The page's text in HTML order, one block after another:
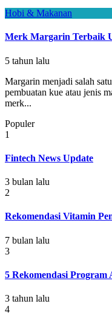
Hobi & Makanan
Merk Margarin Terbaik
5 tahun lalu
Margarin menjadi salah
pembuatan kue atau jenis
merk...
Populer
1
Fintech News Update
3 bulan lalu
2
Rekomendasi Vitamin
7 bulan lalu
3
5 Rekomendasi
3 tahun lalu
4